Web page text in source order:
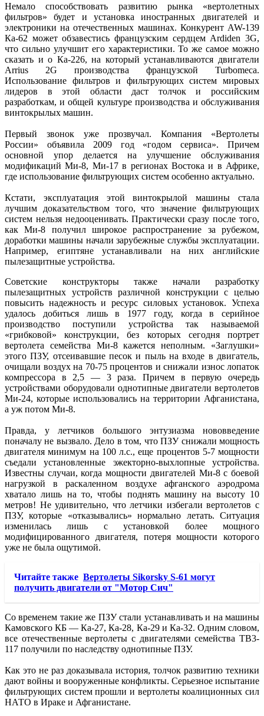
Немало способствовать развитию рынка «вертолетных
фильтров» будет и установка иностранных двигателей и
электроники на отечественных машинах. Конкурент AW-139
Ка-62 может обзавестись французским сердцем Ardiden 3G,
что сильно улучшит его характеристики. То же самое можно
сказать и о Ка-226, на который устанавливаются двигатели
Arrius 2G производства французской Turbomeca.
Использование фильтров и фильтрующих систем мировых
лидеров в этой области даст толчок и российским
разработкам, и общей культуре производства и обслуживания
винтокрылых машин.
Первый звонок уже прозвучал. Компания «Вертолеты
России» объявила 2009 год «годом сервиса». Причем
основной упор делается на улучшение обслуживания
модификаций Ми-8, Ми-17 в регионах Востока и в Африке,
где использование фильтрующих систем особенно актуально.
Кстати, эксплуатация этой винтокрылой машины стала
лучшим доказательством того, что значение фильтрующих
систем нельзя недооценивать. Практически сразу после того,
как Ми-8 получил широкое распространение за рубежом,
доработки машины начали зарубежные службы эксплуатации.
Например, египтяне устанавливали на них английские
пылезащитные устройства.
Советские конструкторы также начали разработку
пылезащитных устройств различной конструкции с целью
повысить надежность и ресурс силовых установок. Успеха
удалось добиться лишь в 1977 году, когда в серийное
производство поступили устройства так называемой
«грибковой» конструкции, без которых сегодня портрет
вертолета семейства Ми-8 кажется неполным. «Заглушки»
этого ПЗУ, отсеивавшие песок и пыль на входе в двигатель,
очищали воздух на 70-75 процентов и снижали износ лопаток
компрессора в 2,5 — 3 раза. Причем в первую очередь
устройствами оборудовали однотипные двигатели вертолетов
Ми-24, которые использовались на территории Афганистана,
а уж потом Ми-8.
Правда, у летчиков большого энтузиазма нововведение
поначалу не вызвало. Дело в том, что ПЗУ снижали мощность
двигателя минимум на 100 л.с., еще процентов 5-7 мощности
съедали установленные эжекторно-выхлопные устройства.
Известны случаи, когда мощности двигателей Ми-8 с боевой
нагрузкой в раскаленном воздухе афганского аэродрома
хватало лишь на то, чтобы поднять машину на высоту 10
метров! Не удивительно, что летчики избегали вертолетов с
ПЗУ, которые «отказывались» нормально летать. Ситуация
изменилась лишь с установкой более мощного
модифицированного двигателя, потеря мощности которого
уже не была ощутимой.
Читайте также Вертолеты Sikorsky S-61 могут
получить двигатели от "Мотор Сич"
Со временем такие же ПЗУ стали устанавливать и на машины
Камовского КБ — Ка-27, Ка-28, Ка-29 и Ка-32. Одним словом,
все отечественные вертолеты с двигателями семейства ТВ3-
117 получили по наследству однотипные ПЗУ.
Как это не раз доказывала история, толчок развитию техники
дают войны и вооруженные конфликты. Серьезное испытание
фильтрующих систем прошли и вертолеты коалиционных сил
НАТО в Ираке и Афганистане.